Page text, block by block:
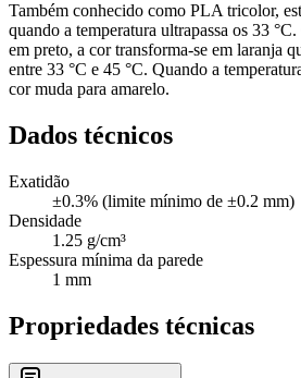
Também conhecido como PLA tricolor,
quando a temperatura ultrapassa os 33
em preto, a cor transforma-se em laranja
entre 33 °C e 45 °C. Quando a
cor muda para amarelo.
Dados técnicos
Exatidão
±0.3% (limite mínimo de ±0.2 mm)
Densidade
1.25 g/cm³
Espessura mínima da parede
1 mm
Propriedades técnicas